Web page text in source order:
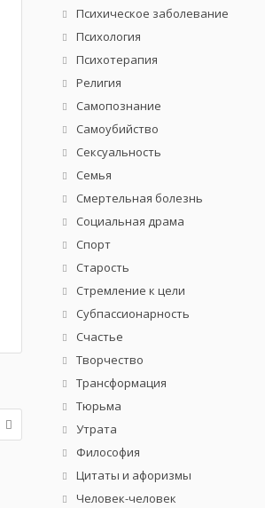
Психическое заболевание
Психология
Психотерапия
Религия
Самопознание
Самоубийство
Сексуальность
Семья
Смертельная болезнь
Социальная драма
Спорт
Старость
Стремление к цели
Субпассионарность
Счастье
Творчество
Трансформация
Тюрьма
Утрата
Философия
Цитаты и афоризмы
Человек-человек